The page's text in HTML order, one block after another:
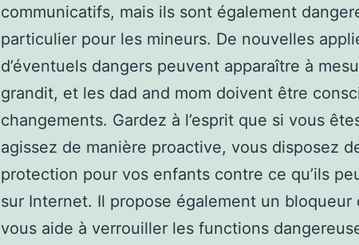
communicatifs, mais ils sont également
particulier pour les mineurs. De nouvelles
d’éventuels dangers peuvent apparaître à
grandit, et les dad and mom doivent être
changements. Gardez à l’esprit que si vous
agissez de manière proactive, vous disposez
protection pour vos enfants contre ce qu’ils
sur Internet. Il propose également un bloqueur
vous aide à verrouiller les functions